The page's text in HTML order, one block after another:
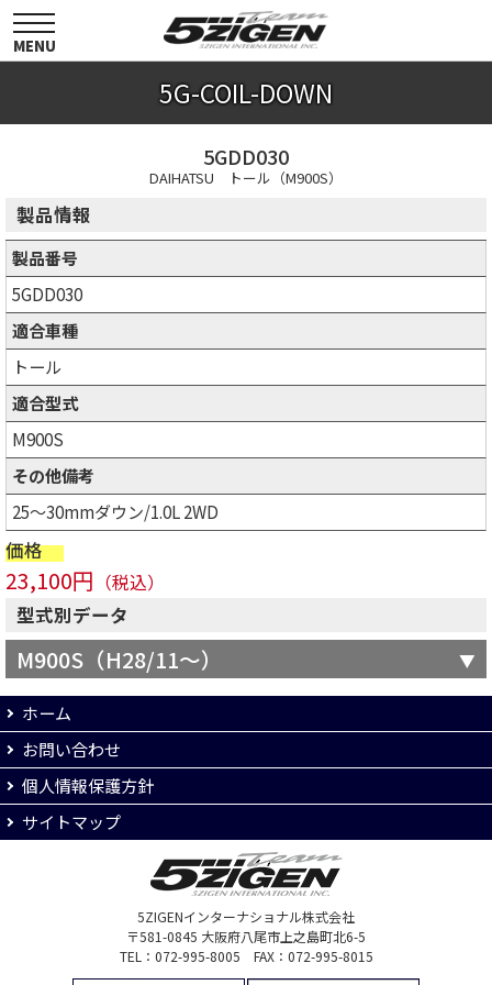
toggle
navigation
MENU
5G-COIL-DOWN
5GDD030
DAIHATSU トール（M900S）
製品情報
製品番号
5GDD030
適合車種
トール
適合型式
M900S
その他備考
25～30mmダウン/1.0L 2WD
価格
23,100円 （税込）
型式別データ
M900S（H28/11～）
ホーム
お問い合わせ
個人情報保護方針
サイトマップ
5ZIGENインターナショナル株式会社
〒581-0845 大阪府八尾市上之島町北6-5
TEL：072-995-8005 FAX：072-995-8015